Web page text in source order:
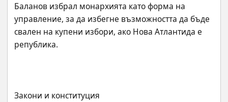
Баланов избрал монархията като форма на
управление, за да избегне възможността да бъде
свален на купени избори, ако Нова Атлантида е